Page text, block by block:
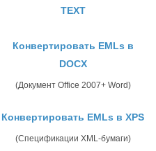
TEXT
Конвертировать EMLs в
DOCX
(Документ Office 2007+ Word)
Конвертировать EMLs в XPS
(Спецификации XML-бумаги)